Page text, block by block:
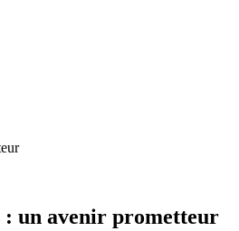
: un avenir prometteur